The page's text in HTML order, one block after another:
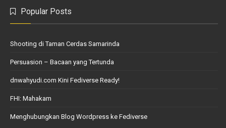
Popular Posts
Shooting di Taman Cerdas Samarinda
Persuasion – Bacaan yang Tertunda
dnwahyudi.com Kini Fediverse Ready!
FHI: Mahakam
Menghubungkan Blog Wordpress ke Fediverse